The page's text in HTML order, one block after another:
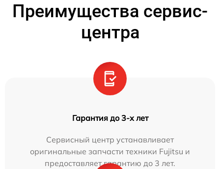
Преимущества сервис-
центра
Гарантия до 3-х лет
Сервисный центр устанавливает
оригинальные запчасти техники Fujitsu и
предоставляет гарантию до 3 лет.